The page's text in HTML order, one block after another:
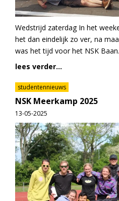
Wedstrijd zaterdag In het
het dan eindelijk zo ver, na
was het tijd voor het NSK
lees verder...
studentennieuws
NSK Meerkamp 2025
13-05-2025